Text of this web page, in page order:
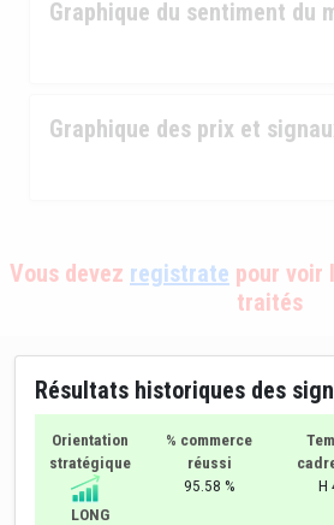
Graphique du sentiment du
Graphique des prix et
Vous devez registrate pour voir
traités
Résultats historiques des
Orientation
stratégique
LONG
% commerce
réussi
95.58 %
H